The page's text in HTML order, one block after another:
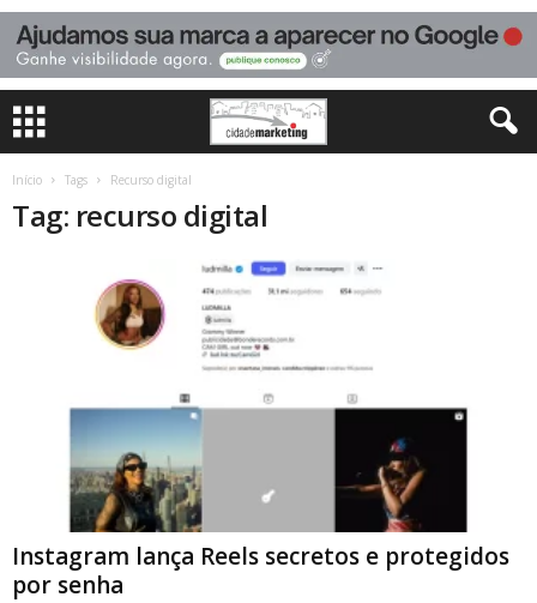
Início Tags Recurso digital
Tag: recurso digital
Instagram lança Reels secretos e protegidos
por senha